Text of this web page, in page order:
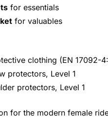
for essentials
for valuables
clothing (EN 17092-
protectors, Level 1
protectors, Level 1
for the modern female